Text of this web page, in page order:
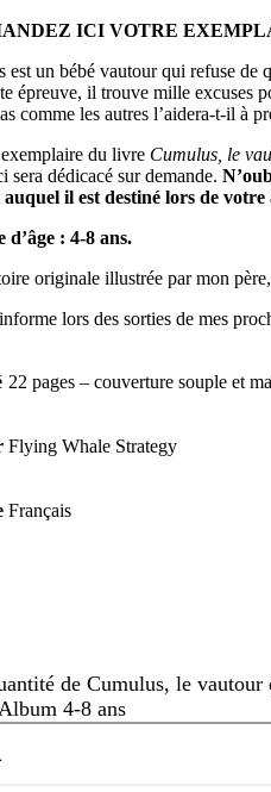
ICI VOTRE
est un bébé vautour qui refuse de
épreuve, il trouve mille excuses
comme les autres l’aidera-t-il à
du livre Cumulus, le
sera dédicacé sur demande.
auquel il est destiné lors de votre
d’âge : 4-8 ans.
originale illustrée par mon
lors des sorties de mes
22 pages – couverture souple et
Flying Whale Strategy
Français
de Cumulus, le
4-8 ans